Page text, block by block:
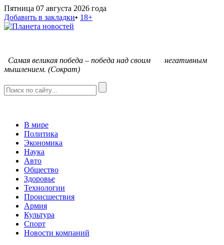
Пятница 07 августа 2026 года
Добавить в закладки• 18+
Самая великая победа – победа над своим негативным
мышлением. (Сократ)
В мире
Политика
Экономика
Наука
Авто
Общество
Здоровье
Технологии
Происшествия
Армия
Культура
Спорт
Новости компаний